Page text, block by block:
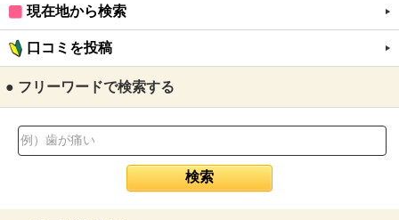
現在地から検索
口コミを投稿
● フリーワードで検索する